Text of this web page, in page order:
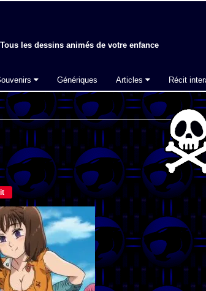
Tous les dessins animés de votre enfance
Génériques Articles Récit